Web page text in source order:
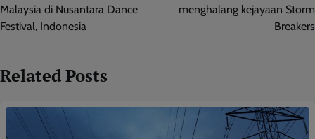
Malaysia di Nusantara Dance
Festival, Indonesia
menghalang kejayaan Storm
Breakers
Related Posts